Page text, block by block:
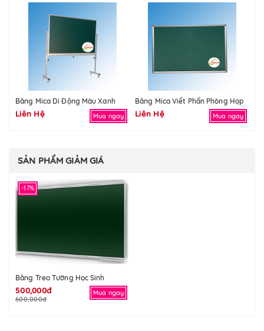
Bảng Mica Di Động Màu Xanh
Liên Hệ Mua ngay
Bảng Mica Viết Phấn Phòng Họp
Liên Hệ Mua ngay
SẢN PHẨM GIẢM GIÁ
-17%
Bảng Treo Tường Học Sinh
500,000đ
600,000đ
Mua ngay